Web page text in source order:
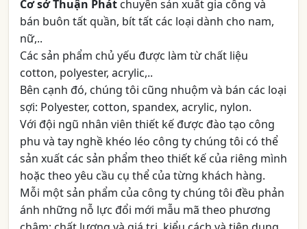
Cơ sở Thuận Phát chuyên sản xuất gia công và
bán buôn tất quần, bít tất các loại dành cho nam,
nữ,..
Các sản phẩm chủ yếu được làm từ chất liệu
cotton, polyester, acrylic,..
Bên cạnh đó, chúng tôi cũng nhuộm và bán các loại
sợi: Polyester, cotton, spandex, acrylic, nylon.
Với đội ngũ nhân viên thiết kế được đào tạo công
phu và tay nghề khéo léo công ty chúng tôi có thể
sản xuất các sản phẩm theo thiết kế của riêng mình
hoặc theo yêu cầu cụ thể của từng khách hàng.
Mỗi một sản phẩm của công ty chúng tôi đều phản
ánh những nỗ lực đổi mới mẫu mã theo phương